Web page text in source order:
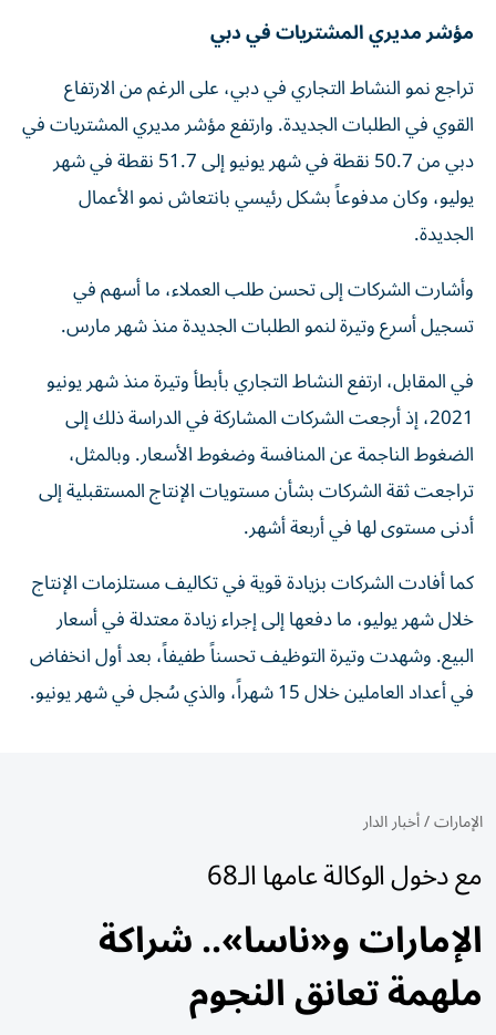
مؤشر مديري المشتريات في دبي
تراجع نمو النشاط التجاري في دبي، على الرغم من الارتفاع
القوي في الطلبات الجديدة. وارتفع مؤشر مديري المشتريات في
دبي من 50.7 نقطة في شهر يونيو إلى 51.7 نقطة في شهر
يوليو، وكان مدفوعاً بشكل رئيسي بانتعاش نمو الأعمال
الجديدة.
وأشارت الشركات إلى تحسن طلب العملاء، ما أسهم في
تسجيل أسرع وتيرة لنمو الطلبات الجديدة منذ شهر مارس.
في المقابل، ارتفع النشاط التجاري بأبطأ وتيرة منذ شهر يونيو
2021، إذ أرجعت الشركات المشاركة في الدراسة ذلك إلى
الضغوط الناجمة عن المنافسة وضغوط الأسعار. وبالمثل،
تراجعت ثقة الشركات بشأن مستويات الإنتاج المستقبلية إلى
أدنى مستوى لها في أربعة أشهر.
كما أفادت الشركات بزيادة قوية في تكاليف مستلزمات الإنتاج
خلال شهر يوليو، ما دفعها إلى إجراء زيادة معتدلة في أسعار
البيع. وشهدت وتيرة التوظيف تحسناً طفيفاً، بعد أول انخفاض
في أعداد العاملين خلال 15 شهراً، والذي سُجل في شهر يونيو.
الإمارات/أخبار الدار
مع دخول الوكالة عامها الـ68
الإمارات و«ناسا».. شراكة
ملهمة تعانق النجوم